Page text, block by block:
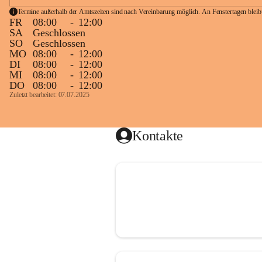
Termine außerhalb der Amtszeiten sind nach Vereinbarung möglich. An Fenstertagen
FR 08:00 - 12:00
SA
Geschlossen
SO
Geschlossen
MO 08:00 - 12:00
DI
08:00 - 12:00
MI
08:00 - 12:00
DO
08:00 - 12:00
Zuletzt bearbeitet: 07.07.2025
Kontakte